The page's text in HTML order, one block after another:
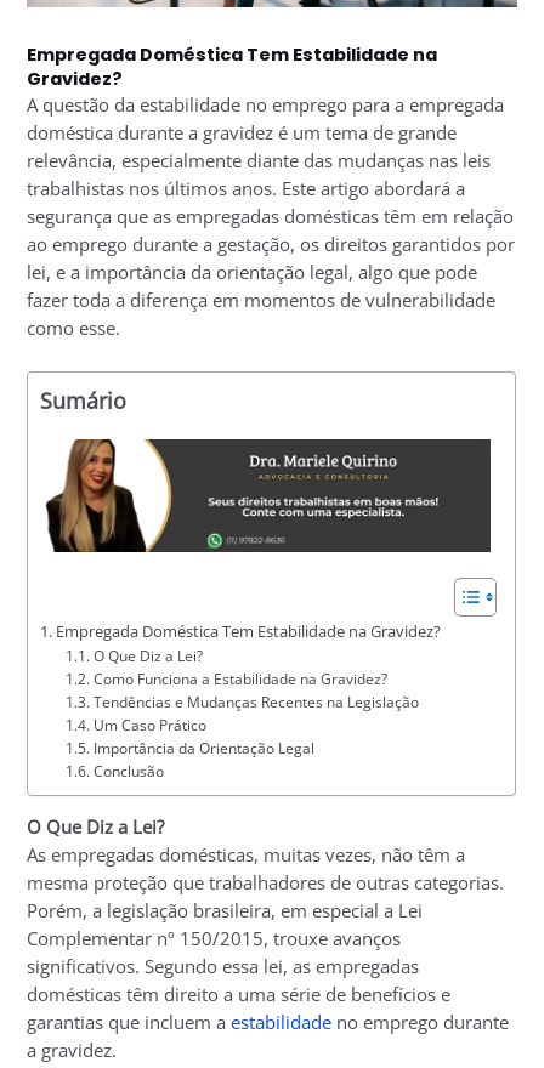
Empregada Doméstica Tem Estabilidade na
Gravidez?
A questão da estabilidade no emprego para a empregada
doméstica durante a gravidez é um tema de grande
relevância, especialmente diante das mudanças nas leis
trabalhistas nos últimos anos. Este artigo abordará a
segurança que as empregadas domésticas têm em relação
ao emprego durante a gestação, os direitos garantidos por
lei, e a importância da orientação legal, algo que pode
fazer toda a diferença em momentos de vulnerabilidade
como esse.
Sumário
Empregada Doméstica Tem Estabilidade na Gravidez?
O Que Diz a Lei?
Como Funciona a Estabilidade na Gravidez?
Tendências e Mudanças Recentes na Legislação
Um Caso Prático
Importância da Orientação Legal
Conclusão
O Que Diz a Lei?
As empregadas domésticas, muitas vezes, não têm a
mesma proteção que trabalhadores de outras categorias.
Porém, a legislação brasileira, em especial a Lei
Complementar nº 150/2015, trouxe avanços
significativos. Segundo essa lei, as empregadas
domésticas têm direito a uma série de benefícios e
garantias que incluem aestabilidade no emprego durante
a gravidez.